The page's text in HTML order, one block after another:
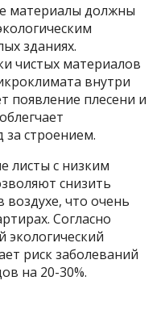
материалы должны
зданиях.
чистых материалов
внутри
плесени и
строением.
листы с низким
снизить
что очень
Согласно
экологический
риск заболеваний
на 20-30%.